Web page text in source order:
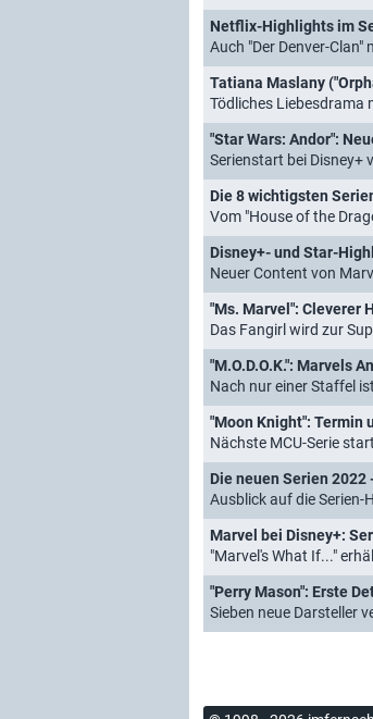
Netflix-Highlights im
Auch "Der Denver-
Tatiana Maslany
Tödliches Liebesdrama
"Star Wars: Andor":
Serienstart bei Disney+
Die 8 wichtigsten
Vom "House of the
Disney+- und Star-
Neuer Content von
"Ms. Marvel": Cleverer
Das Fangirl wird zur
"M.O.D.O.K.": Marvels
Nach nur einer Staffel
"Moon Knight": Termin
Nächste MCU-Serie
Die neuen Serien
Ausblick auf die
Marvel bei Disney+:
"Marvel's What If..."
"Perry Mason": Erste
Sieben neue Darsteller